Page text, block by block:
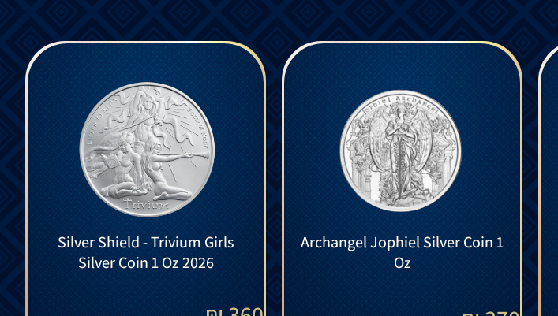
Archangel Jophiel Silver Coin 1
Oz
Silver Shield - Trivium Girls
Silver Coin 1 Oz 2026